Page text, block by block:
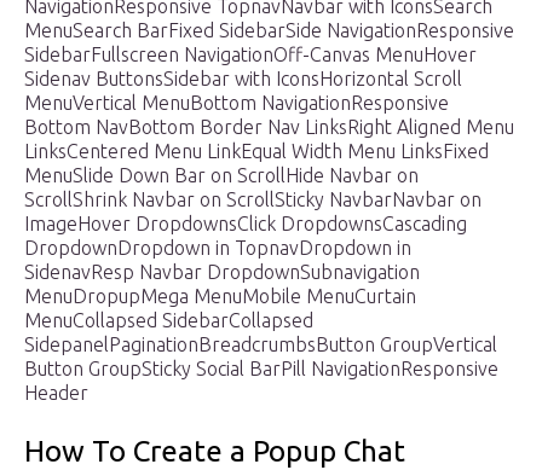
NavigationResponsive TopnavNavbar with IconsSearch
MenuSearch BarFixed SidebarSide NavigationResponsive
SidebarFullscreen NavigationOff-Canvas MenuHover
Sidenav ButtonsSidebar with IconsHorizontal Scroll
MenuVertical MenuBottom NavigationResponsive
Bottom NavBottom Border Nav LinksRight Aligned Menu
LinksCentered Menu LinkEqual Width Menu LinksFixed
MenuSlide Down Bar on ScrollHide Navbar on
ScrollShrink Navbar on ScrollSticky NavbarNavbar on
ImageHover DropdownsClick DropdownsCascading
DropdownDropdown in TopnavDropdown in
SidenavResp Navbar DropdownSubnavigation
MenuDropupMega MenuMobile MenuCurtain
MenuCollapsed SidebarCollapsed
SidepanelPaginationBreadcrumbsButton GroupVertical
Button GroupSticky Social BarPill NavigationResponsive
Header
How To Create a Popup Chat